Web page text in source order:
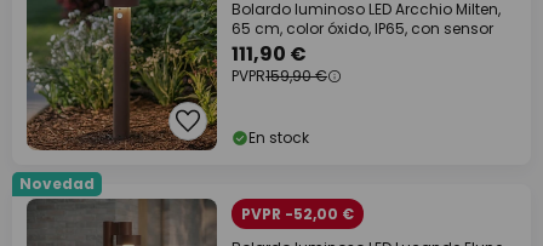
Bolardo luminoso LED Arcchio Milten,
65 cm, color óxido, IP65, con sensor
111,90 €
PVPR159,90 €
En stock
Novedad
PVPR -52,00 €